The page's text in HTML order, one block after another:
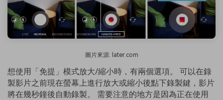
圖片來源: later.com
想使用「免提」模式放大/縮小時，有兩個選項。 可以在錄
製影片之前現在螢幕上進行放大或縮小後點下錄製鍵，影片
將在幾秒鐘後自動錄製。 需要注意的地方是因為正在使用